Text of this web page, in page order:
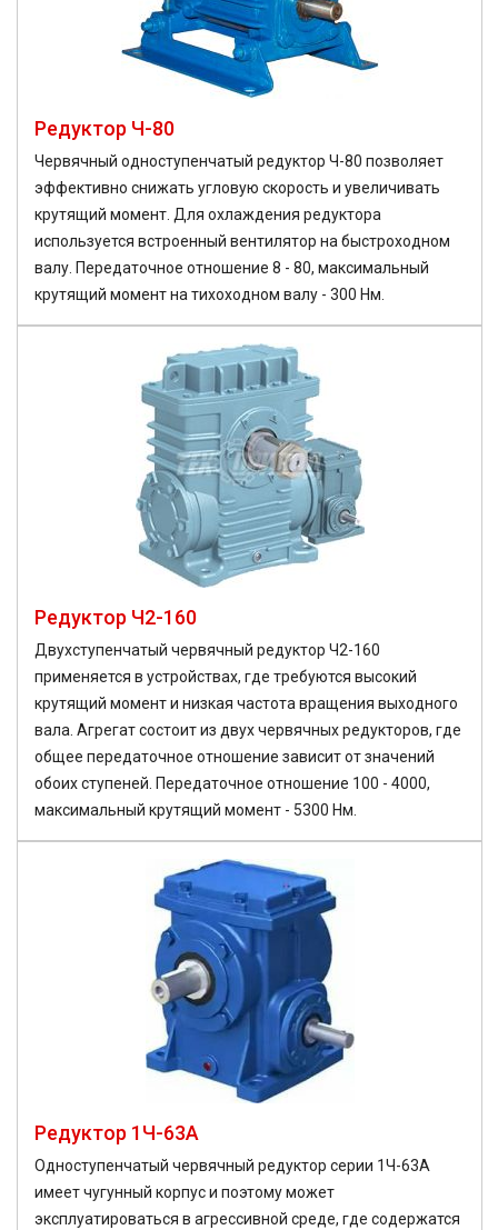
Редуктор Ч-80
Червячный одноступенчатый редуктор Ч-80 позволяет
эффективно снижать угловую скорость и увеличивать
крутящий момент. Для охлаждения редуктора
используется встроенный вентилятор на быстроходном
валу. Передаточное отношение 8 - 80, максимальный
крутящий момент на тихоходном валу - 300 Нм.
Редуктор Ч2-160
Двухступенчатый червячный редуктор Ч2-160
применяется в устройствах, где требуются высокий
крутящий момент и низкая частота вращения выходного
вала. Агрегат состоит из двух червячных редукторов, где
общее передаточное отношение зависит от значений
обоих ступеней. Передаточное отношение 100 - 4000,
максимальный крутящий момент - 5300 Нм.
Редуктор 1Ч-63А
Одноступенчатый червячный редуктор серии 1Ч-63А
имеет чугунный корпус и поэтому может
эксплуатироваться в агрессивной среде, где содержатся